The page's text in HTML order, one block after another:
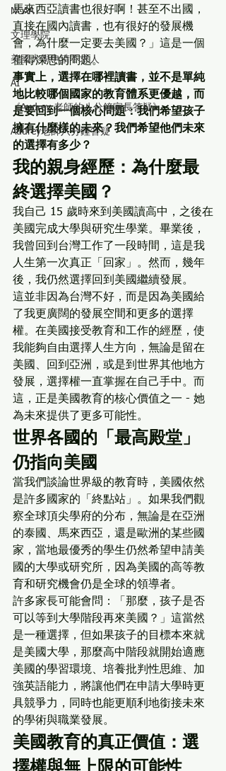
NCAA
文理學院
美國大學申請不求人
AI
《Audrey 老師的八分鐘家長答疑》
Audrey老師八分鐘答疑
馬來西亞讀書也很好啊！甚至不出國，
直接在國內讀書，也有很好的發展機
會，為什麼一定要去美國？」這是一個
值得深思的問題。
事實上，選擇在哪裡讀書，並不是單純
地比較哪個國家的教育體系更優越，而
是要回到一個核心問題：我們希望孩子
擁有什麼樣的未來？我們希望他們未來
的選擇有多少？
我的親身經歷：為什麼最
終選擇美國？
我自己 15 歲時來到美國讀高中，之後在
美國完成大學與研究生學業。畢業後，
我曾回到台灣工作了一段時間，這是我
人生第一次真正「回家」。然而，幾年
後，我仍然選擇回到美國繼續發展。
這並非因為台灣不好，而是因為美國給
了我更廣闊的發展空間和更多的選擇
權。在美國接受教育和工作的經歷，使
我能夠自由選擇人生方向，無論是留在
美國、回到亞洲，或是到世界其他地方
發展，選擇權一直掌握在自己手中。而
這，正是美國教育的核心價值之一 - 她
為未來提供了更多可能性。
世界各國的「最高殿堂」
仍指向美國
當我們談論世界級的教育時，美國依然
是許多國家的「終點站」。如果我們觀
察全球頂尖學府的分布，無論是在亞洲
的泰國、馬來西亞，還是歐洲的某些國
家，當地最優秀的學生仍然希望申請美
國的大學或研究所，因為美國的高等教
育和研究機會仍是全球的領導者。
許多家長可能會問：「那麼，孩子是否
可以等到大學階段再來美國？」這當然
是一種選擇，但如果孩子的目標本來就
是美國大學，那麼高中階段就開始適應
美國的學習環境、培養批判性思維、加
強英語能力，將讓他們在申請大學時更
具競爭力，同時也能更順利地銜接未來
的學術與職業發展。
美國教育的真正價值：選